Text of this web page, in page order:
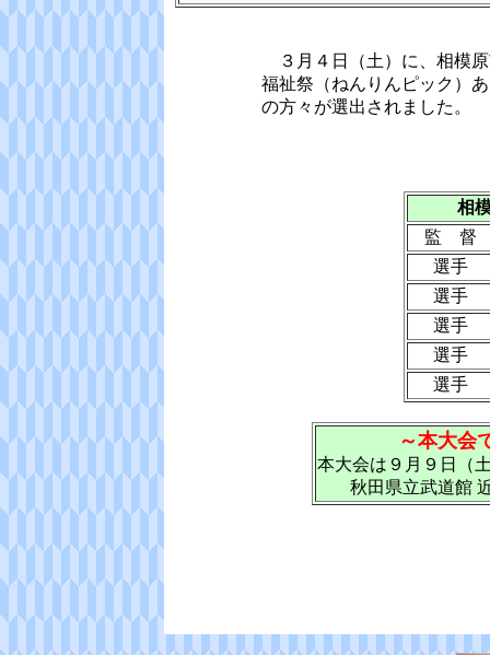
３月４日（土）に、相模
福祉祭（ねんりんピック）
の方々が選出されました。
相
監 督
選手
選手
選手
選手
選手
～本大会
本大会は９月９日（
秋田県立武道館